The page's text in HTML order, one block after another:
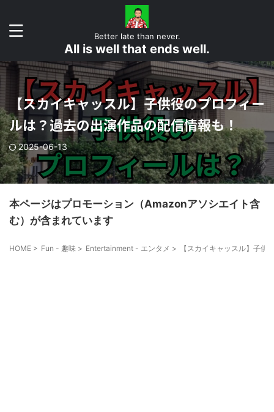
Better late than never.
All is well that ends well.
【スカイキャッスル】子供役のプロフィー
ルは？過去の出演作品の配信情報も！
2025-06-13
本ページはプロモーション（Amazonアソシエイト含
む）が含まれています
HOME > Fun - 趣味 > Entertainment - エンタメ > 【スカイキャッスル】子